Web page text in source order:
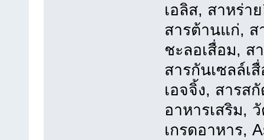
เอลิส, สาหร่า
สารต้านแก่, ส
ชะลอเสื่อม, ส
สารกันเซลล์เ
เอจจิ้ง, สารส
อาหารเสริม,
เกรดอาหาร,